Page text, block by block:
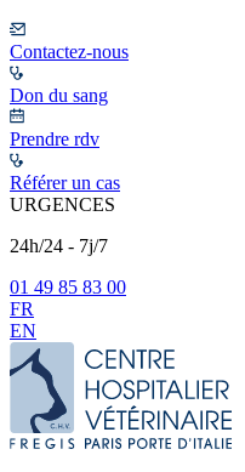
Contactez-nous
Don du sang
Prendre rdv
Référer un cas
URGENCES
24h/24 - 7j/7
01 49 85 83 00
FR
EN